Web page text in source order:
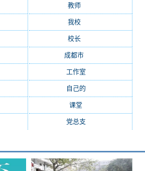
教师(16)
我校(15)
校长(13)
成都市
工作室
自己的
课堂
党总支